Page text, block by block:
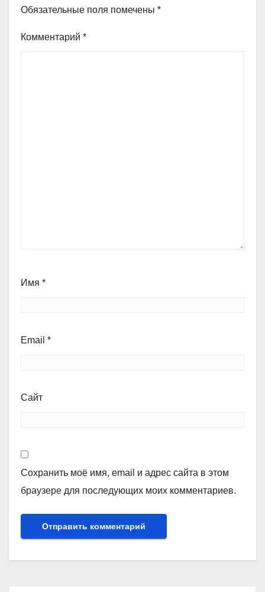
Обязательные поля помечены *
Комментарий *
Имя *
Email *
Сайт
Сохранить моё имя, email и адрес сайта в этом
браузере для последующих моих комментариев.